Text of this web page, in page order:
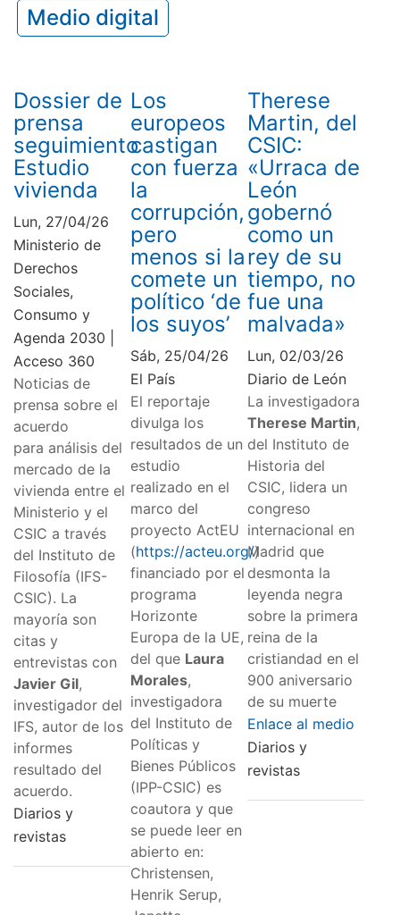
Medio digital
Dossier de
prensa
seguimiento
Estudio
vivienda
Lun, 27/04/26
Ministerio de
Derechos
Sociales,
Consumo y
Agenda 2030 |
Acceso 360
Noticias de
prensa sobre el
acuerdo
para análisis del
mercado de la
vivienda entre el
Ministerio y el
CSIC a través
del Instituto de
Filosofía (IFS-
CSIC). La
mayoría son
citas y
entrevistas con
Javier Gil,
investigador del
IFS, autor de los
informes
resultado del
acuerdo.
Diarios y
revistas
Los
europeos
castigan
con fuerza
la
corrupción,
pero
menos si la
comete un
político ‘de
los suyos’
Sáb, 25/04/26
El País
El reportaje
divulga los
resultados de un
estudio
realizado en el
marco del
proyecto ActEU
(https://acteu.org/)
financiado por el
programa
Horizonte
Europa de la UE,
del que Laura
Morales,
investigadora
del Instituto de
Políticas y
Bienes Públicos
(IPP-CSIC) es
coautora y que
se puede leer en
abierto en:
Christensen,
Henrik Serup,
Therese
Martin, del
CSIC:
«Urraca de
León
gobernó
como un
rey de su
tiempo, no
fue una
malvada»
Lun, 02/03/26
Diario de León
La investigadora
Therese Martin,
del Instituto de
Historia del
CSIC, lidera un
congreso
internacional en
Madrid que
desmonta la
leyenda negra
sobre la primera
reina de la
cristiandad en el
900 aniversario
de su muerte
Enlace al medio
Diarios y
revistas